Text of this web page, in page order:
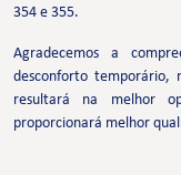
354 e 355.
Agradecemos a
desconforto temporário,
resultará na melhor
proporcionará melhor